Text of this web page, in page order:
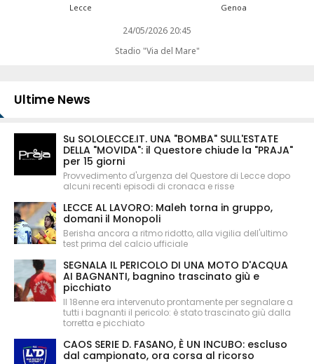
Lecce Genoa
24/05/2026 20:45
Stadio "Via del Mare"
Ultime News
Su SOLOLECCE.IT. UNA "BOMBA" SULL'ESTATE
DELLA "MOVIDA": il Questore chiude la "PRAJA"
per 15 giorni
Provvedimento d'urgenza del Questore di Lecce dopo
alcuni recenti episodi di cronaca e risse
LECCE AL LAVORO: Maleh torna in gruppo,
domani il Monopoli
Berisha ancora a ritmo ridotto, alla vigilia dell'ultimo
test prima del calcio ufficiale
SEGNALA IL PERICOLO DI UNA MOTO D'ACQUA
AI BAGNANTI, bagnino trascinato giù e
picchiato
Il 18enne era intervenuto prontamente per segnalare a
tutti i bagnanti il pericolo: è stato trascinato giù dalla
torretta e picchiato
CAOS SERIE D. FASANO, È UN INCUBO: escluso
dal campionato, ora corsa al ricorso